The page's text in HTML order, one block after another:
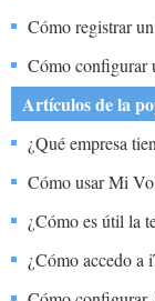
Cómo registrar
Cómo configurar
Artículos de la
¿Qué empresa
vertebral de
Cómo usar Mi
¿Cómo es útil la
economía de la
¿Cómo accedo a